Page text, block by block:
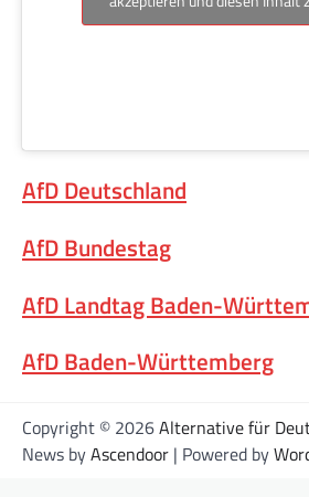
AfD Deutschland
AfD Bundestag
AfD Landtag Baden-
AfD Baden-Württemberg
Copyright © 2026Alternative für
News byAscendoor | Powered by